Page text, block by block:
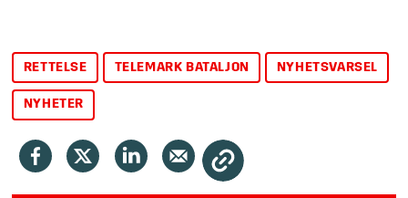
RETTELSE TELEMARK BATALJON NYHETSVARSEL
NYHETER